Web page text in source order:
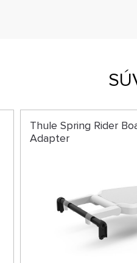
Thule Spring Rider
Adapter